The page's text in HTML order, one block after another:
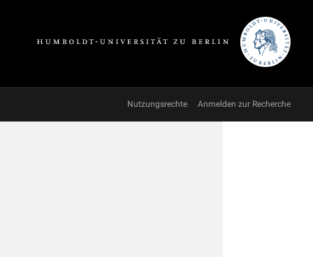
Nutzungsrechte Anmelden zur Recherche